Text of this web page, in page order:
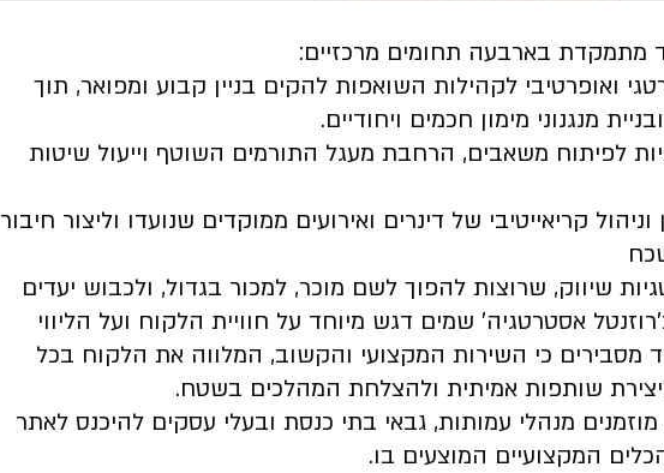
בארבעה תחומים מרכזיים:
ואופרטיבי לקהילות השואפות להקים בניין קבוע ומפואר, תוך
מנגנוני מימון חכמים ויחודיים.
לפיתוח משאבים, הרחבת מעגל התורמים השוטף וייעול שיטות
וניהול קריאייטיבי של דינרים ואירועים ממוקדים שנועדו וליצור חיבור
שיווק, שרוצות להפוך לשם מוכר, למכור בגדול, ולכבוש יעדים
אסטרטגיה' שמים דגש מיוחד על חוויית הלקוח ועל הליווי
מסבירים כי השירות המקצועי והקשוב, המלווה את הלקוח בכל
שותפות אמיתית ולהצלחת המהלכים בשטח.
מנהלי עמותות, גבאי בתי כנסת ובעלי עסקים להיכנס לאתר
המקצועיים המוצעים בו.